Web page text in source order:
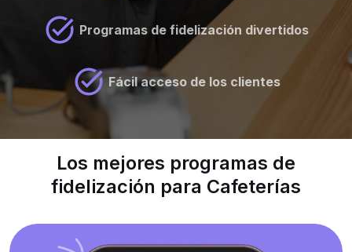
Programas de fidelización divertidos
Fácil acceso de los clientes
Los mejores programas de
fidelización para Cafeterías